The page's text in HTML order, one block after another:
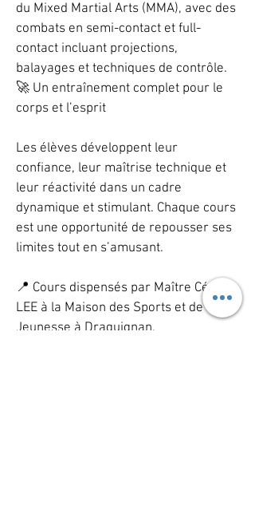
du Mixed Martial Arts (MMA), avec des
combats en semi-contact et full-
contact incluant projections,
balayages et techniques de contrôle.
🚀 Un entraînement complet pour le
corps et l’esprit
Les élèves développent leur
confiance, leur maîtrise technique et
leur réactivité dans un cadre
dynamique et stimulant. Chaque cours
est une opportunité de repousser ses
limites tout en s’amusant.
📍 Cours dispensés par Maître Cédric
LEE à la Maison des Sports et de la
Jeunesse à Draguignan.